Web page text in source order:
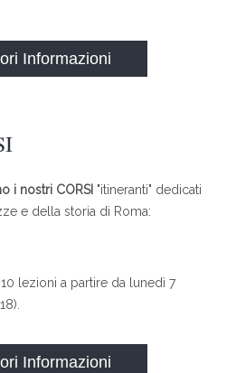
Informazioni
i nostri CORSI "itineranti" dedicati
e della storia di Roma:
10 lezioni a partire da lunedì 7
Informazioni